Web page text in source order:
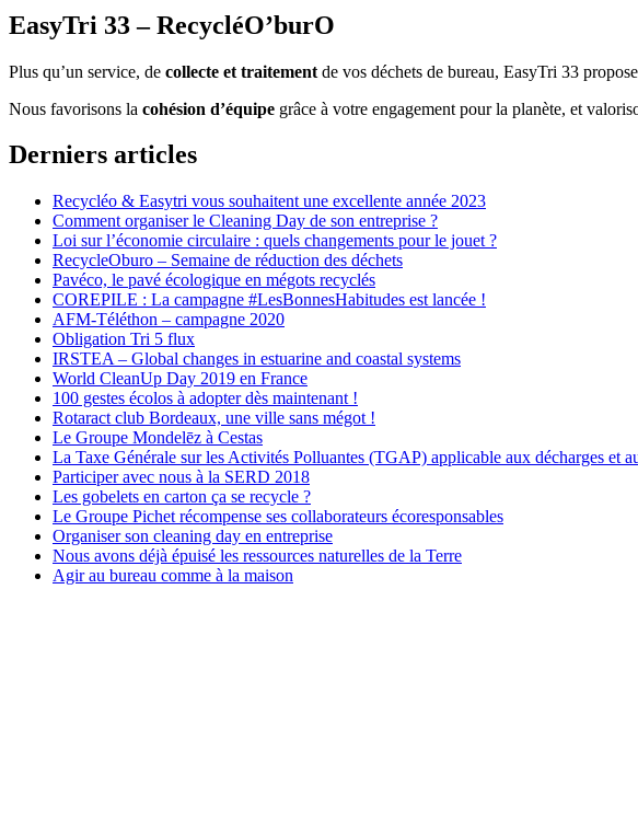
EasyTri 33 – RecycléO’burO
Plus qu’un service, de collecte et traitement de vos déchets de bureau, EasyTri 33
Nous favorisons la cohésion d’équipe grâce à votre engagement pour la planète, et
Derniers articles
Recycléo & Easytri vous souhaitent une excellente année 2023
Comment organiser le Cleaning Day de son entreprise ?
Loi sur l’économie circulaire : quels changements pour le jouet ?
RecycleOburo – Semaine de réduction des déchets
Pavéco, le pavé écologique en mégots recyclés
COREPILE : La campagne #LesBonnesHabitudes est lancée !
AFM-Téléthon – campagne 2020
Obligation Tri 5 flux
IRSTEA – Global changes in estuarine and coastal systems
World CleanUp Day 2019 en France
100 gestes écolos à adopter dès maintenant !
Rotaract club Bordeaux, une ville sans mégot !
Le Groupe Mondelēz à Cestas
La Taxe Générale sur les Activités Polluantes (TGAP) applicable aux décharges et
Participer avec nous à la SERD 2018
Les gobelets en carton ça se recycle ?
Le Groupe Pichet récompense ses collaborateurs écoresponsables
Organiser son cleaning day en entreprise
Nous avons déjà épuisé les ressources naturelles de la Terre
Agir au bureau comme à la maison